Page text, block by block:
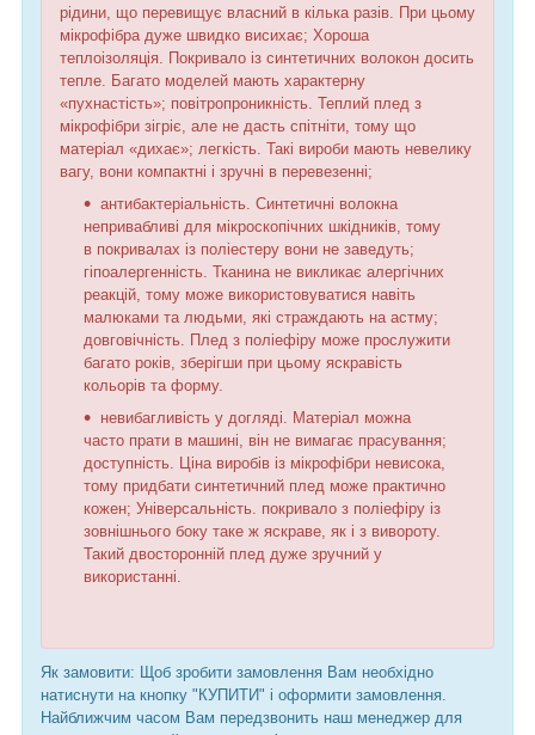
рідини, що перевищує власний в кілька разів. При цьому
мікрофібра дуже швидко висихає; Хороша
теплоізоляція. Покривало із синтетичних волокон досить
тепле. Багато моделей мають характерну
«пухнастість»; повітропроникність. Теплий плед з
мікрофібри зігріє, але не дасть спітніти, тому що
матеріал «дихає»; легкість. Такі вироби мають невелику
вагу, вони компактні і зручні в перевезенні;
антибактеріальність. Синтетичні волокна
непривабливі для мікроскопічних шкідників, тому
в покривалах із поліестеру вони не заведуть;
гіпоалергенність. Тканина не викликає алергічних
реакцій, тому може використовуватися навіть
малюками та людьми, які страждають на астму;
довговічність. Плед з поліефіру може прослужити
багато років, зберігши при цьому яскравість
кольорів та форму.
невибагливість у догляді. Матеріал можна
часто прати в машині, він не вимагає прасування;
доступність. Ціна виробів із мікрофібри невисока,
тому придбати синтетичний плед може практично
кожен; Універсальність. покривало з поліефіру із
зовнішнього боку таке ж яскраве, як і з вивороту.
Такий двосторонній плед дуже зручний у
використанні.
Як замовити: Щоб зробити замовлення Вам необхідно
натиснути на кнопку "КУПИТИ" і оформити замовлення.
Найближчим часом Вам передзвонить наш менеджер для